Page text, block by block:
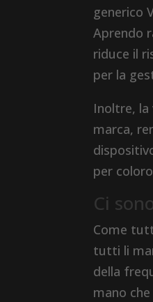
generico
Aprendo
riduce il
per la
Inoltre, la
marca,
per
Ci
Come
tutti li
della
mano